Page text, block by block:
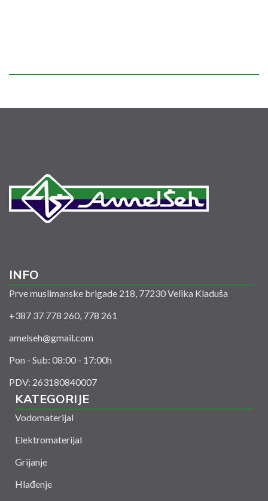
INFO
Prve muslimanske brigade 218, 77230 Velika Kladuša
+387 37 778 260, 778 261
amelseh@gmail.com
Pon - Sub: 08:00 - 17:00h
PDV: 263180840007
KATEGORIJE
Vodomaterijal
Elektromaterijal
Grijanje
Hlađenje